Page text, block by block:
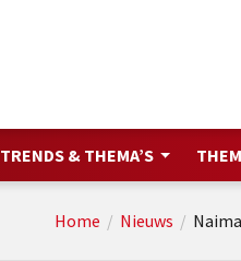
TRENDS & THEMA’S
Home / Nieuws /